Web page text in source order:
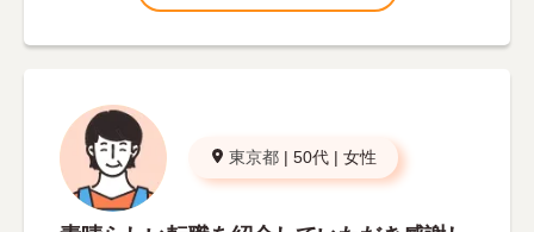
東京都 | 50代 | 女性